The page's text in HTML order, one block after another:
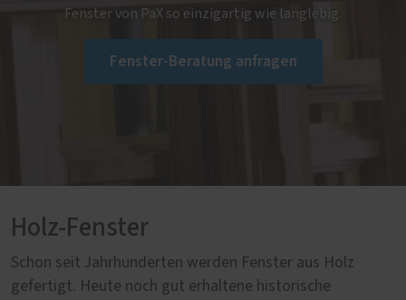
Fenster von PaX so einzigartig wie langlebig.
Fenster-Beratung anfragen
Holz-Fenster
Schon seit Jahrhunderten werden Fenster aus Holz
gefertigt. Heute noch gut erhaltene historische